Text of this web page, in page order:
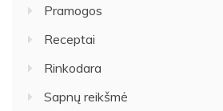
Pramogos
Receptai
Rinkodara
Sapnų reikšmė